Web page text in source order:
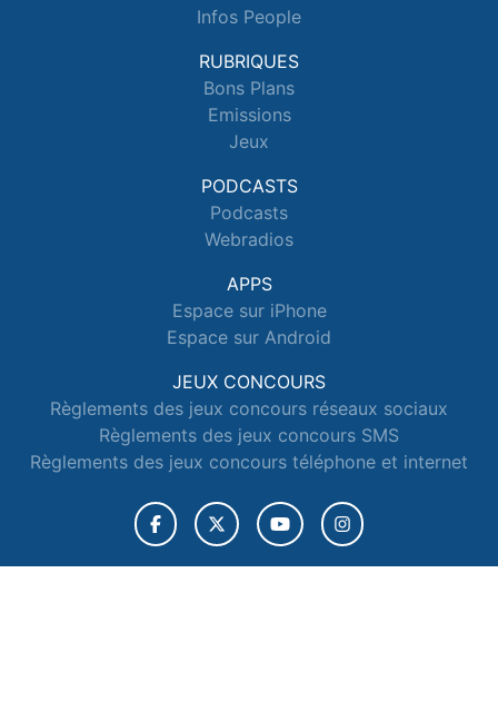
Infos People
RUBRIQUES
Bons Plans
Emissions
Jeux
PODCASTS
Podcasts
Webradios
APPS
Espace sur iPhone
Espace sur Android
JEUX CONCOURS
Règlements des jeux concours réseaux sociaux
Règlements des jeux concours SMS
Règlements des jeux concours téléphone et internet